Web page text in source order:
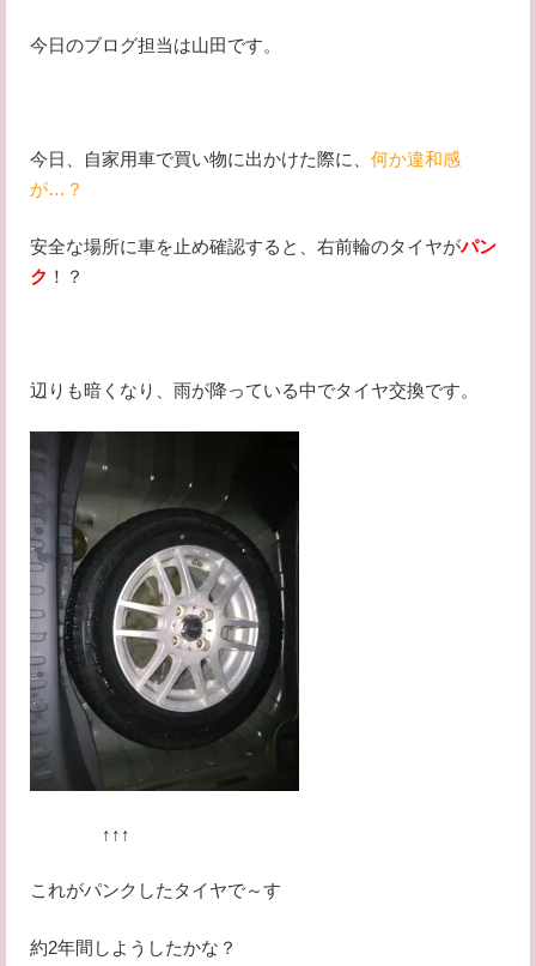
今日のブログ担当は山田です。
今日、自家用車で買い物に出かけた際に、 何か違和感
が…？
安全な場所に車を止め確認すると、右前輪のタイヤがパン
ク ！？
辺りも暗くなり、雨が降っている中でタイヤ交換です。
↑↑↑
これがパンクしたタイヤで～す
約2年間しようしたかな？